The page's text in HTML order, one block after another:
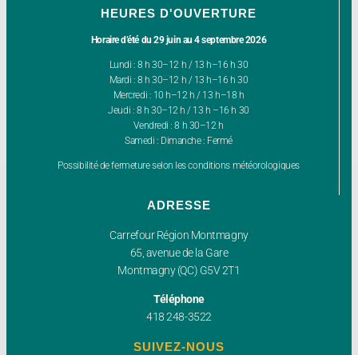
HEURES D'OUVERTURE
Horaire d’été du 29 juin au 4 septembre 2026
Lundi : 8 h 30–12 h / 13 h–16 h 30
Mardi : 8 h 30–12 h / 13 h–16 h 30
Mercredi : 10 h–12 h / 13 h–18 h
Jeudi : 8 h 30–12 h / 13 h –16 h 30
Vendredi : 8 h 30–12 h
Samedi : Dimanche : Fermé
Possibilité de fermeture selon les conditions météorologiques
Carrefour Région Montmagny
65, avenue de la Gare
Montmagny (QC) G5V 2T1
Téléphone
418 248-3522
SUIVEZ-NOUS
ADRESSE